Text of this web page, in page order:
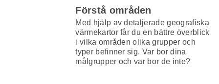
Förstå områden
Med hjälp av detaljerade geografiska
värmekartor får du en bättre överblick
i vilka områden olika grupper och
typer befinner sig. Var bor dina
målgrupper och var bor de inte?